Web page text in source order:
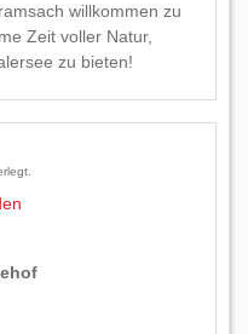
willkommen zu
Zeit voller Natur,
zu bieten!